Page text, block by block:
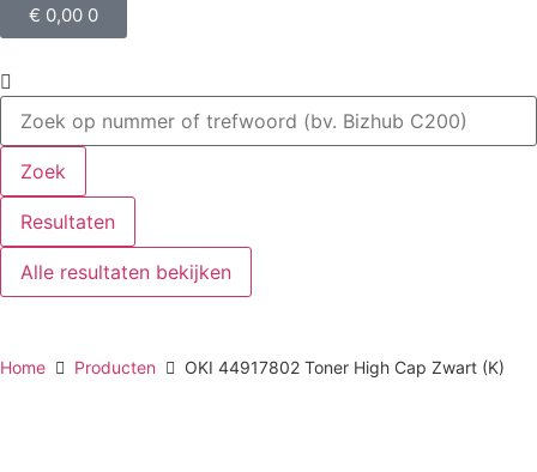
€ 0,00 0
Zoek
Resultaten
Alle resultaten bekijken
Home Producten OKI 44917802 Toner High Cap Zwart (K)